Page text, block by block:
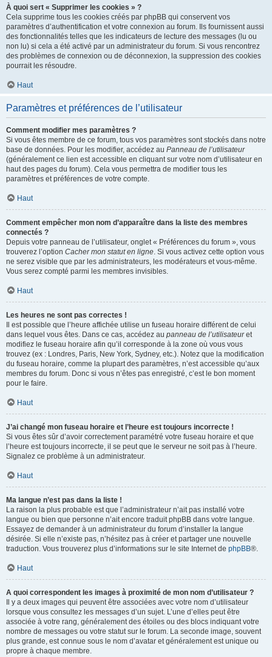
À quoi sert « Supprimer les cookies » ?
Cela supprime tous les cookies créés par phpBB qui conservent vos
paramètres d’authentification et votre connexion au forum. Ils fournissent aussi
des fonctionnalités telles que les indicateurs de lecture des messages (lu ou
non lu) si cela a été activé par un administrateur du forum. Si vous rencontrez
des problèmes de connexion ou de déconnexion, la suppression des cookies
pourrait les résoudre.
Haut
Paramètres et préférences de l’utilisateur
Comment modifier mes paramètres ?
Si vous êtes membre de ce forum, tous vos paramètres sont stockés dans notre
base de données. Pour les modifier, accédez au Panneau de l’utilisateur
(généralement ce lien est accessible en cliquant sur votre nom d’utilisateur en
haut des pages du forum). Cela vous permettra de modifier tous les
paramètres et préférences de votre compte.
Haut
Comment empêcher mon nom d’apparaître dans la liste des membres
connectés ?
Depuis votre panneau de l’utilisateur, onglet « Préférences du forum », vous
trouverez l’option Cacher mon statut en ligne. Si vous activez cette option vous
ne serez visible que par les administrateurs, les modérateurs et vous-même.
Vous serez compté parmi les membres invisibles.
Haut
Les heures ne sont pas correctes !
Il est possible que l’heure affichée utilise un fuseau horaire différent de celui
dans lequel vous êtes. Dans ce cas, accédez au panneau de l’utilisateuret
modifiez le fuseau horaire afin qu’il corresponde à la zone où vous vous
trouvez (ex : Londres, Paris, New York, Sydney, etc.). Notez que la modification
du fuseau horaire, comme la plupart des paramètres, n’est accessible qu’aux
membres du forum. Donc si vous n’êtes pas enregistré, c’est le bon moment
pour le faire.
Haut
J’ai changé mon fuseau horaire et l’heure est toujours incorrecte !
Si vous êtes sûr d’avoir correctement paramétré votre fuseau horaire et que
l’heure est toujours incorrecte, il se peut que le serveur ne soit pas à l’heure.
Signalez ce problème à un administrateur.
Haut
Ma langue n’est pas dans la liste !
La raison la plus probable est que l’administrateur n’ait pas installé votre
langue ou bien que personne n’ait encore traduit phpBB dans votre langue.
Essayez de demander à un administrateur du forum d’installer la langue
désirée. Si elle n’existe pas, n’hésitez pas à créer et partager une nouvelle
traduction. Vous trouverez plus d’informations sur le site Internet de phpBB®.
Haut
A quoi correspondent les images à proximité de mon nom d’utilisateur ?
Il y a deux images qui peuvent être associées avec votre nom d’utilisateur
lorsque vous consultez les messages d’un sujet. L’une d’elles peut être
associée à votre rang, généralement des étoiles ou des blocs indiquant votre
nombre de messages ou votre statut sur le forum. La seconde image, souvent
plus grande, est connue sous le nom d’avatar et généralement est unique ou
propre à chaque membre.